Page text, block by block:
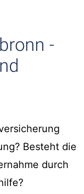
-
Besteht die
durch